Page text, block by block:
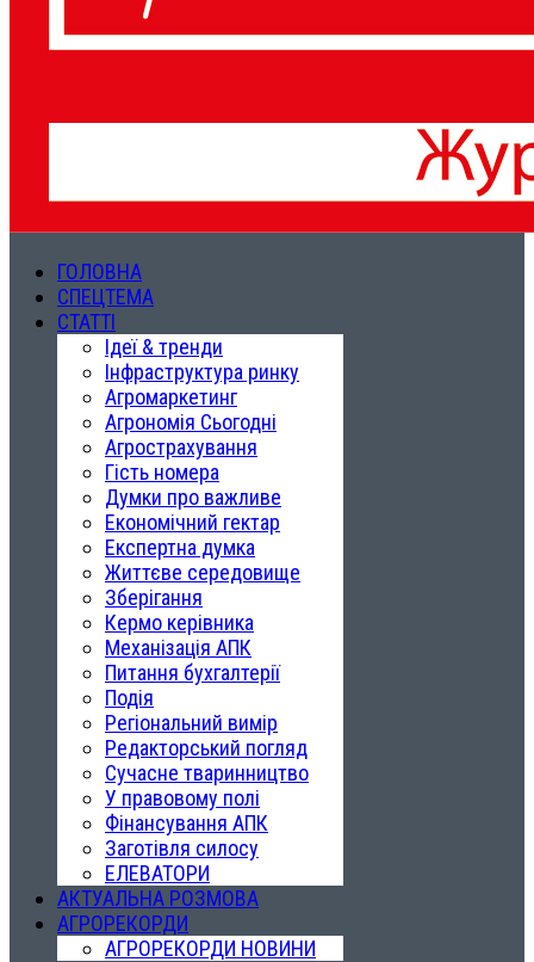
ГОЛОВНА
СПЕЦТЕМА
СТАТТІ
Ідеї & тренди
Інфраструктура ринку
Агромаркетинг
Агрономія Сьогодні
Агрострахування
Гість номера
Думки про важливе
Економічний гектар
Експертна думка
Життєве середовище
Зберігання
Кермо керівника
Механізація АПК
Питання бухгалтерії
Подія
Регіональний вимір
Редакторський погляд
Сучасне тваринництво
У правовому полі
Фінансування АПК
Заготівля силосу
ЕЛЕВАТОРИ
АКТУАЛЬНА РОЗМОВА
АГРОРЕКОРДИ
АГРОРЕКОРДИ НОВИНИ